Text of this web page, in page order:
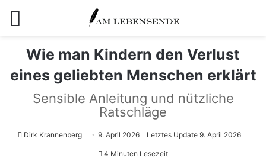
Wie man Kindern den Verlust
eines geliebten Menschen erklärt
Sensible Anleitung und nützliche
Ratschläge
Dirk Krannenberg 9. April 2026 Letztes Update 9. April 2026
4 Minuten Lesezeit